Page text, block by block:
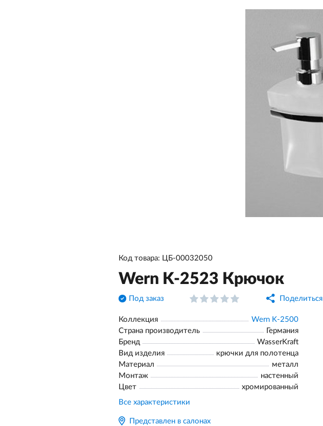
Код товара: ЦБ-00032050
Wern K-2523 Крючок
Под заказ Поделиться
Коллекция
Wern K-2500
Страна производитель
Германия
Бренд
WasserKraft
Вид изделия
крючки для полотенца
Материал
металл
Монтаж
настенный
Цвет
хромированный
Все характеристики
Представлен в салонах